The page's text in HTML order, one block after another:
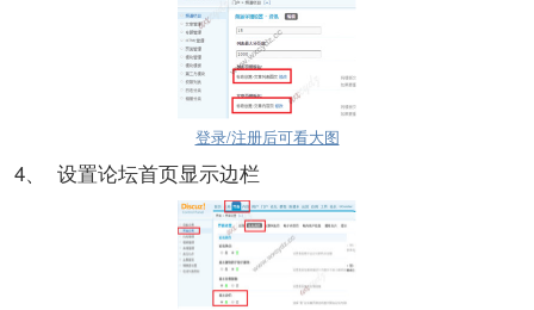
登录/注册后可看大图
4、 设置论坛首页显示边栏